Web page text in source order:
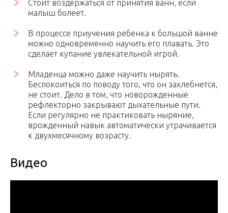
Стоит воздержаться от принятия ванн, если
малыш болеет.
В процессе приучения ребенка к большой ванне
можно одновременно научить его плавать. Это
сделает купание увлекательной игрой.
Младенца можно даже научить нырять.
Беспокоиться по поводу того, что он захлебнется,
не стоит. Дело в том, что новорожденные
рефлекторно закрывают дыхательные пути.
Если регулярно не практиковать ныряние,
врожденный навык автоматически утрачивается
к двухмесячному возрасту.
Видео